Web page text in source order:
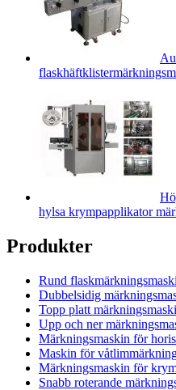
hylsa krympapplikator
Produkter
Rund
Dubbelsidig
Topp platt
Upp och ner
Märkningsmaskin för
Maskin för
Märkningsmaskin för
Snabb roterande